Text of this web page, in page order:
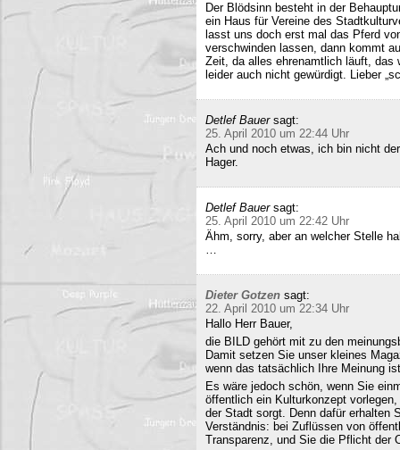
Der Blödsinn besteht in der
ein Haus für Vereine des
lasst uns doch erst mal das Pferd
verschwinden lassen, dann kommt
Zeit, da alles ehrenamtlich läuft, das
leider auch nicht gewürdigt. Lieber
Detlef Bauer sagt:
25. April 2010 um 22:44 Uhr
Ach und noch etwas, ich bin nicht
Hager.
Detlef Bauer sagt:
25. April 2010 um 22:42 Uhr
Ähm, sorry, aber an welcher Stelle
…
Dieter Gotzen sagt:
22. April 2010 um 22:34 Uhr
Hallo Herr Bauer,
die BILD gehört mit zu den
Damit setzen Sie unser kleines
wenn das tatsächlich Ihre Meinung
Es wäre jedoch schön, wenn Sie
öffentlich ein Kulturkonzept
der Stadt sorgt. Denn dafür erhalten
Verständnis: bei Zuflüssen von
Transparenz, und Sie die Pflicht der